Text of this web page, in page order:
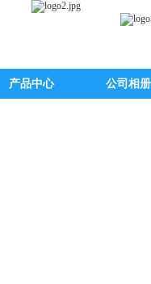
产品中心 公司相册